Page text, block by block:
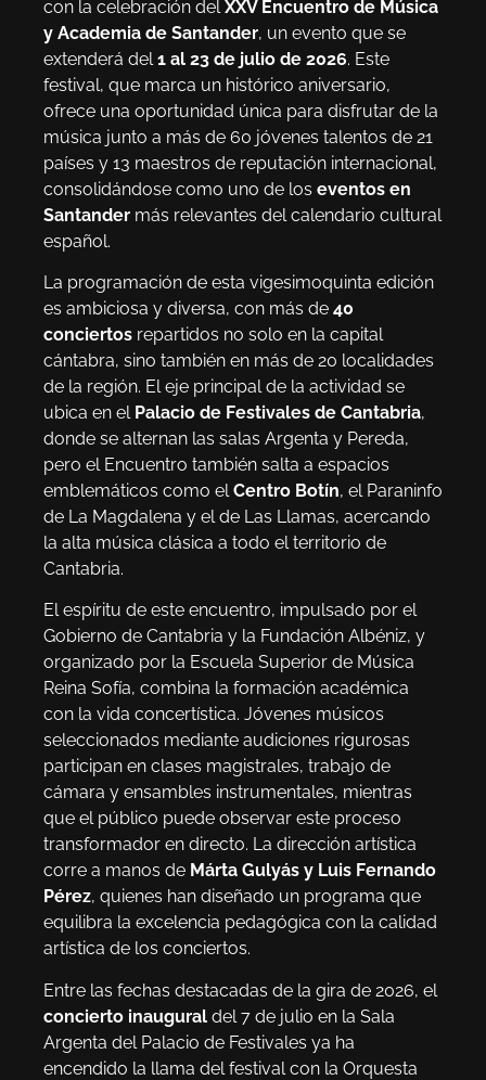
con la celebración del XXV Encuentro de Música
y Academia de Santander, un evento que se
extenderá del 1 al 23 de julio de 2026. Este
festival, que marca un histórico aniversario,
ofrece una oportunidad única para disfrutar de la
música junto a más de 60 jóvenes talentos de 21
países y 13 maestros de reputación internacional,
consolidándose como uno de los eventos en
Santander más relevantes del calendario cultural
español.
La programación de esta vigesimoquinta edición
es ambiciosa y diversa, con más de 40
conciertos repartidos no solo en la capital
cántabra, sino también en más de 20 localidades
de la región. El eje principal de la actividad se
ubica en el Palacio de Festivales de Cantabria,
donde se alternan las salas Argenta y Pereda,
pero el Encuentro también salta a espacios
emblemáticos como elCentro Botín, el Paraninfo
de La Magdalena y el de Las Llamas, acercando
la alta música clásica a todo el territorio de
Cantabria.
El espíritu de este encuentro, impulsado por el
Gobierno de Cantabria y la Fundación Albéniz, y
organizado por la Escuela Superior de Música
Reina Sofía, combina la formación académica
con la vida concertística. Jóvenes músicos
seleccionados mediante audiciones rigurosas
participan en clases magistrales, trabajo de
cámara y ensambles instrumentales, mientras
que el público puede observar este proceso
transformador en directo. La dirección artística
corre a manos de Márta Gulyás y Luis Fernando
Pérez, quienes han diseñado un programa que
equilibra la excelencia pedagógica con la calidad
artística de los conciertos.
Entre las fechas destacadas de la gira de 2026, el
concierto inaugural del 7 de julio en la Sala
Argenta del Palacio de Festivales ya ha
encendido la llama del festival con la Orquesta